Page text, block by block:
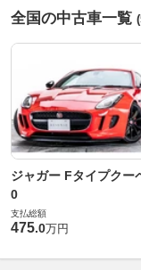
全国の中古車一覧
ジャガー Fタイプクー
0
支払総額
475.0万円